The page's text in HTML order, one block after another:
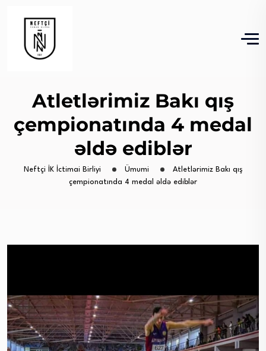
Atletlərimiz Bakı qış
çempionatında 4 medal
əldə ediblər
Neftçi İK İctimai Birliyi Ümumi
Atletlərimiz Bakı qış
çempionatında 4 medal əldə ediblər